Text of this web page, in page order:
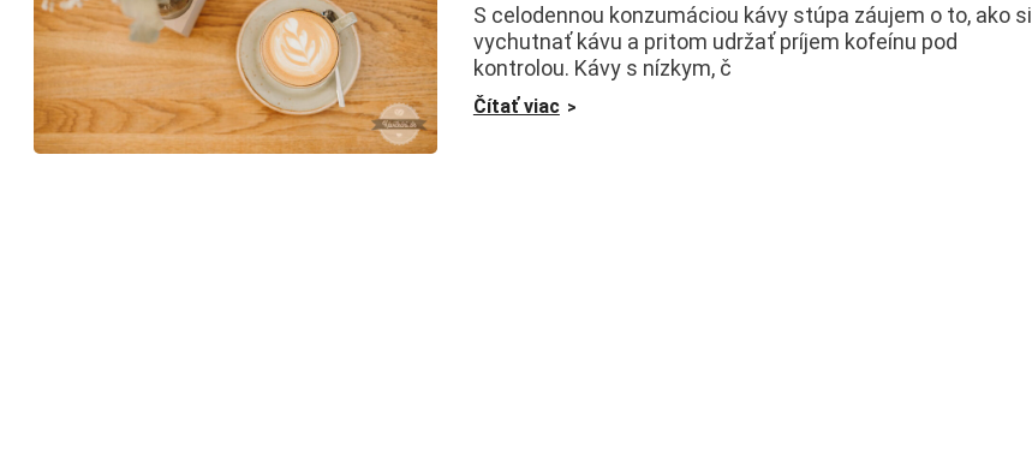
S celodennou konzumáciou kávy stúpa záujem o to, ako si
vychutnať kávu a pritom udržať príjem kofeínu pod
kontrolou. Kávy s nízkym, č
Čítať viac